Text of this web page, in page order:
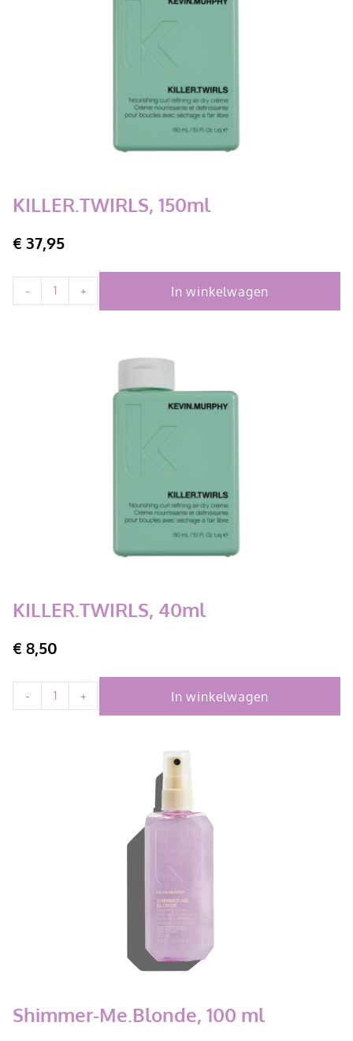
KILLER.TWIRLS, 150ml
€ 37,95
- + In winkelwagen
KILLER.TWIRLS, 40ml
€ 8,50
- + In winkelwagen
Shimmer-Me.Blonde, 100 ml